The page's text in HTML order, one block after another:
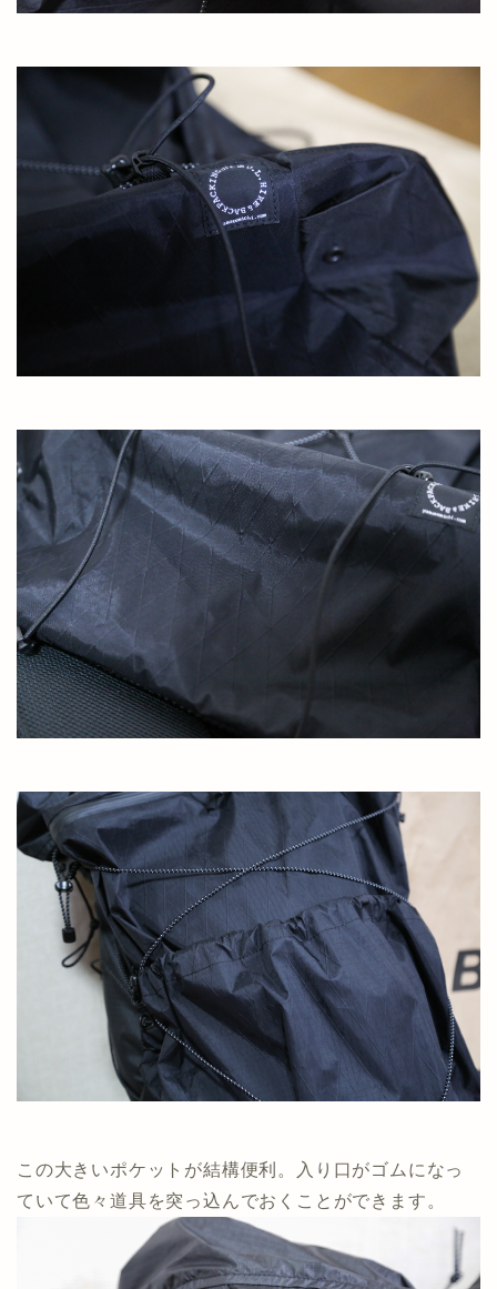
この大きいポケットが結構便利。入り口がゴムになっ
ていて色々道具を突っ込んでおくことができます。